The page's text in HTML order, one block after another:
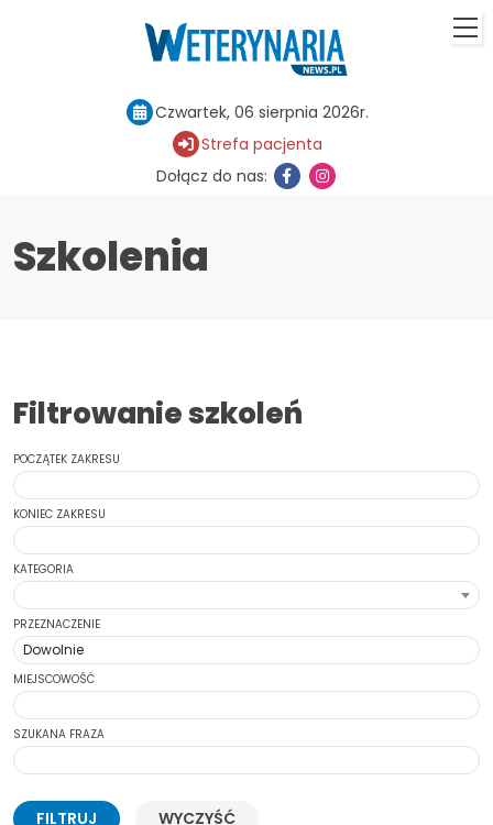
Czwartek, 06 sierpnia 2026r.
Strefa pacjenta
Dołącz do nas:
Szkolenia
Filtrowanie szkoleń
POCZĄTEK ZAKRESU
KONIEC ZAKRESU
KATEGORIA
PRZEZNACZENIE
MIEJSCOWOŚĆ
SZUKANA FRAZA
FILTRUJ WYCZYŚĆ